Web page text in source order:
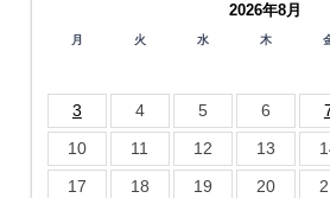
2026年8月
月 火 水 木
3
4 5 6
10
11 12 13
17
18 19 20